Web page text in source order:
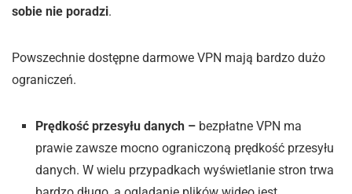
sobie nie poradzi.
Powszechnie dostępne darmowe VPN mają bardzo dużo
ograniczeń.
Prędkość przesyłu danych – bezpłatne VPN ma
prawie zawsze mocno ograniczoną prędkość przesyłu
danych. W wielu przypadkach wyświetlanie stron trwa